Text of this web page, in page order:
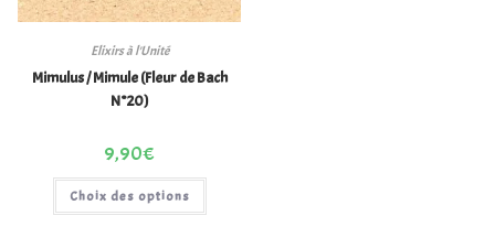
Elixirs à l'Unité
Mimulus / Mimule (Fleur de Bach
N°20)
9,90€
Choix des options